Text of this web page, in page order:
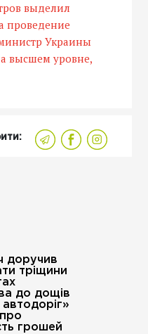
выделил
проведение
Украины
высшем уровне,
доручив
тріщини
до дощів
грошей